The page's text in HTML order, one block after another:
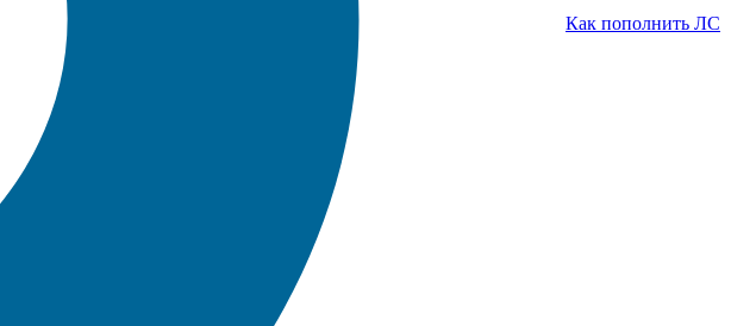
Как пополнить ЛС